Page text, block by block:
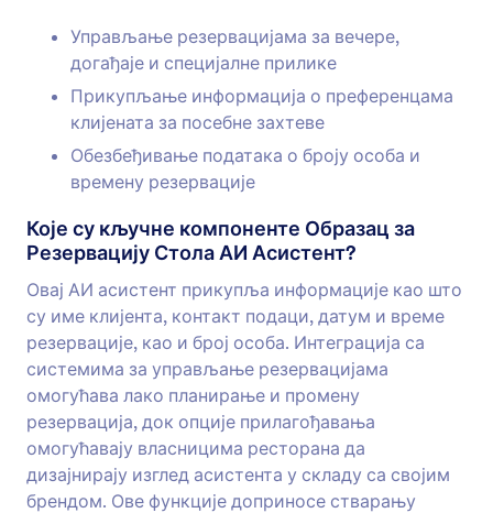
Управљање резервацијама за вечере,
догађаје и специјалне прилике
Прикупљање информација о преференцама
клијената за посебне захтеве
Обезбеђивање података о броју особа и
времену резервације
Које су кључне компоненте Образац за
Резервацију Стола АИ Асистент?
Овај АИ асистент прикупља информације као што
су име клијента, контакт подаци, датум и време
резервације, као и број особа. Интеграција са
системима за управљање резервацијама
омогућава лако планирање и промену
резервација, док опције прилагођавања
омогућавају власницима ресторана да
дизајнирају изглед асистента у складу са својим
брендом. Ове функције доприносе стварању